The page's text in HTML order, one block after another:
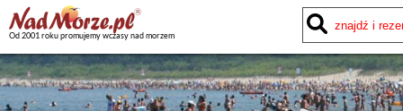
Od 2001 roku promujemy wczasy nad morzem